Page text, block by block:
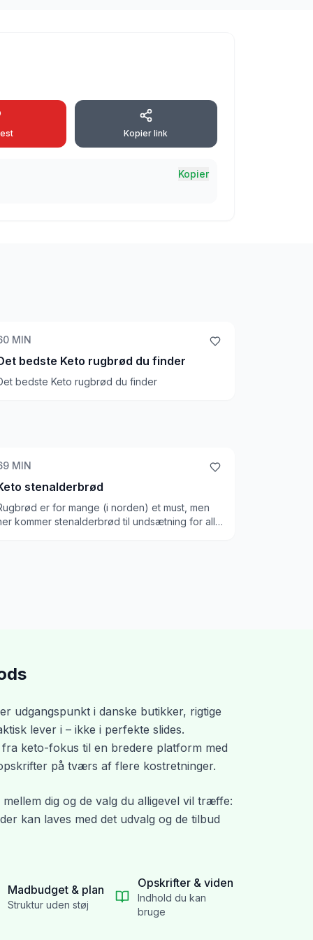
Kopier link
Kopier
MIN
bedste Keto rugbrød du finder
bedste Keto rugbrød du finder
MIN
stenalderbrød
er for mange (i norden) et must, men
kommer stenalderbrød til undsætning for alle
udgangspunkt i danske butikker, rigtige
lever i – ikke i perfekte slides.
keto-fokus til en bredere platform med
på tværs af flere kostretninger.
dig og de valg du alligevel vil træffe:
kan laves med det udvalg og de tilbud
Madbudget & plan
Struktur uden støj
Opskrifter & viden
Indhold du kan
bruge